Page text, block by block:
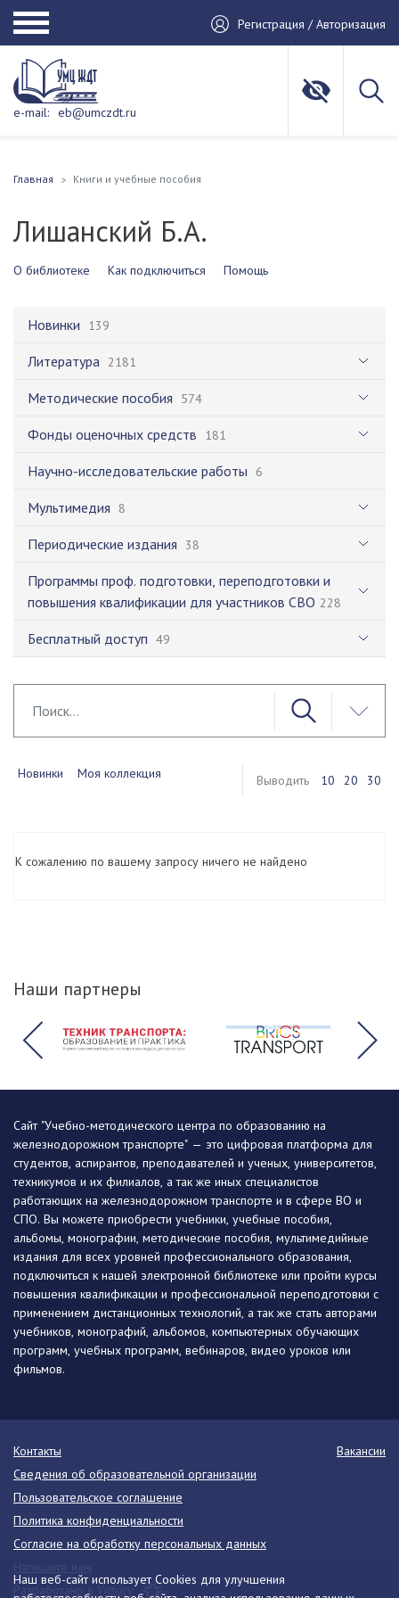
Регистрация / Авторизация
e-mail: eb@umczdt.ru
Главная Книги и учебные пособия
Лишанский Б.А.
О библиотеке Как подключиться Помощь
Новинки 139
Литература 2181
Методические пособия 574
Фонды оценочных средств 181
Научно-исследовательские работы 6
Мультимедия 8
Периодические издания 38
Программы проф. подготовки, переподготовки и
повышения квалификации для участников СВО 228
Бесплатный доступ 49
Новинки Моя коллекция Выводить 10 20 30
К сожалению по вашему запросу ничего не найдено
Наши партнеры
Наш веб-сайт использует Cookies для улучшения
Сайт "Учебно-методического центра по образованию на
железнодорожном транспорте" — это цифровая платформа для
студентов, аспирантов, преподавателей и ученых, университетов,
техникумов и их филиалов, а так же иных специалистов
работающих на железнодорожном транспорте и в сфере ВО и
СПО. Вы можете приобрести учебники, учебные пособия,
альбомы, монографии, методические пособия, мультимедийные
издания для всех уровней профессионального образования,
подключиться к нашей электронной библиотеке или пройти курсы
повышения квалификации и профессиональной переподготовки с
применением дистанционных технологий, а так же стать авторами
учебников, монографий, альбомов, компьютерных обучающих
программ, учебных программ, вебинаров, видео уроков или
фильмов.
Контакты
Вакансии
Сведения об образовательной организации
Пользовательское соглашение
Политика конфиденциальности
Согласие на обработку персональных данных
Разработано в Victory